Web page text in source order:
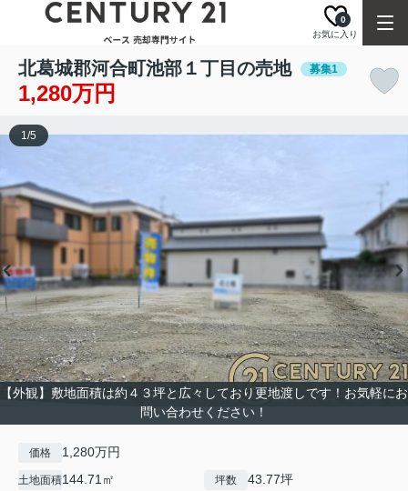
お気に入り
0
北葛城郡河合町池部１丁目の売地 募集1
1,280万円
【外観】敷地面積は約４３坪と広々しており更地渡しです！お気軽にお
問い合わせください！
1/5
価格 1,280万円
土地面積144.71㎡ 坪数 43.77坪